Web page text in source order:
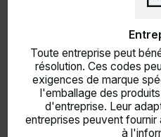
Toute entreprise peut
résolution. Ces codes
exigences de marque
l'emballage des
d'entreprise. Leur
entreprises peuvent
à